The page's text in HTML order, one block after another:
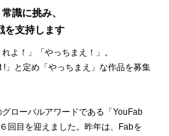
識に挑み、
を支持します
よ！」「やっちまえ！」。
」と定め「やっちまえ」な作品を募集
ローバルアワードである「YouFab
回目を迎えました。昨年は、Fabを